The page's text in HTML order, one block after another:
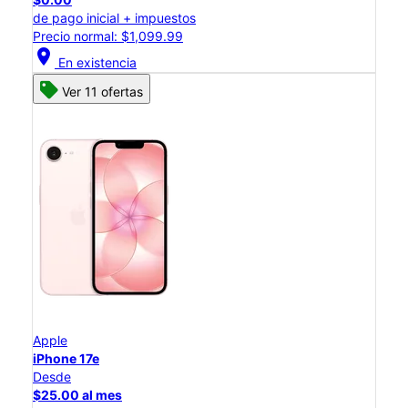
de pago inicial + impuestos
Precio normal: $1,099.99
location_on En existencia
Ver 11 ofertas
Apple
iPhone 17e
Desde
$25.00 al mes